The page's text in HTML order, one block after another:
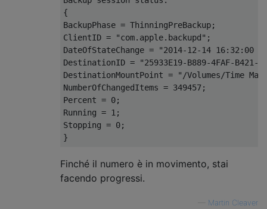
{
BackupPhase = ThinningPreBackup;
ClientID = "com.apple.backupd";
DateOfStateChange = "2014-12-14 16:32:00
DestinationID = "25933E19-B889-4FAF-B421-
DestinationMountPoint = "/Volumes/Time
NumberOfChangedItems = 349457;
Percent = 0;
Running = 1;
Stopping = 0;
Finché il numero è in movimento, stai
facendo progressi.
Martin Cleaver